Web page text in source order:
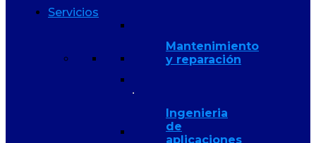
Servicios
Mantenimiento
y reparación
Ingenieria
de
aplicaciones